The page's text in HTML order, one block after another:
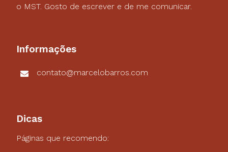
o MST. Gosto de escrever e de me comunicar.
Informações
contato@marcelobarros.com
Dicas
Páginas que recomendo: